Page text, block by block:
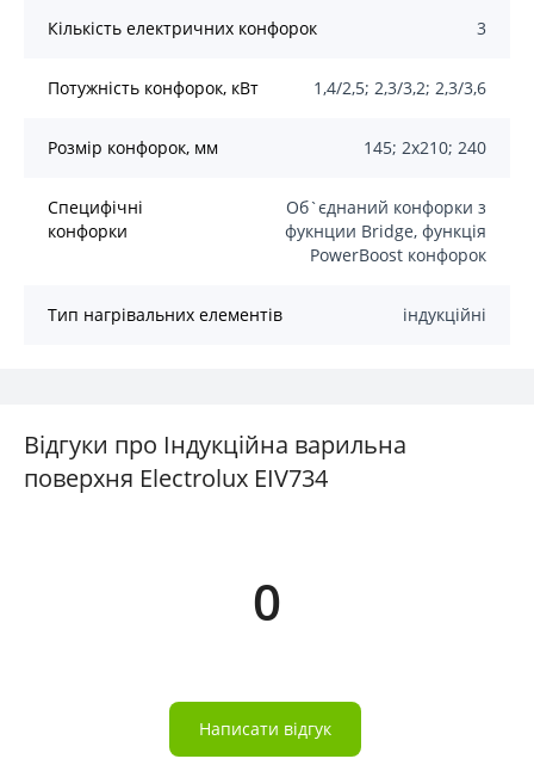
Кількість електричних конфорок 3
Потужність конфорок, кВт 1,4/2,5; 2,3/3,2; 2,3/3,6
Розмір конфорок, мм 145; 2х210; 240
Специфічні
конфорки
Об`єднаний конфорки з
фукнции Bridge, функція
PowerBoost конфорок
Тип нагрівальних елементів індукційні
Відгуки про Індукційна варильна
поверхня Electrolux EIV734
0
Написати відгук